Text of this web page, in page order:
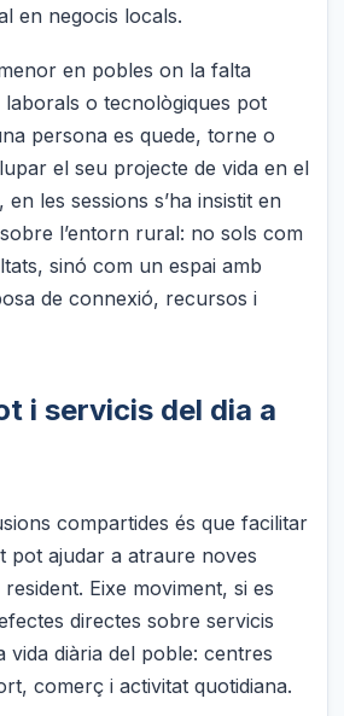
en negocis locals.
en pobles on la falta
laborals o tecnològiques pot
persona es quede, torne o
el seu projecte de vida en el
les sessions s’ha insistit en
l’entorn rural: no sols com
sinó com un espai amb
de connexió, recursos i
i servicis del dia a
compartides és que facilitar
pot ajudar a atraure noves
Eixe moviment, si es
directes sobre servicis
vida diària del poble: centres
comerç i activitat quotidiana.